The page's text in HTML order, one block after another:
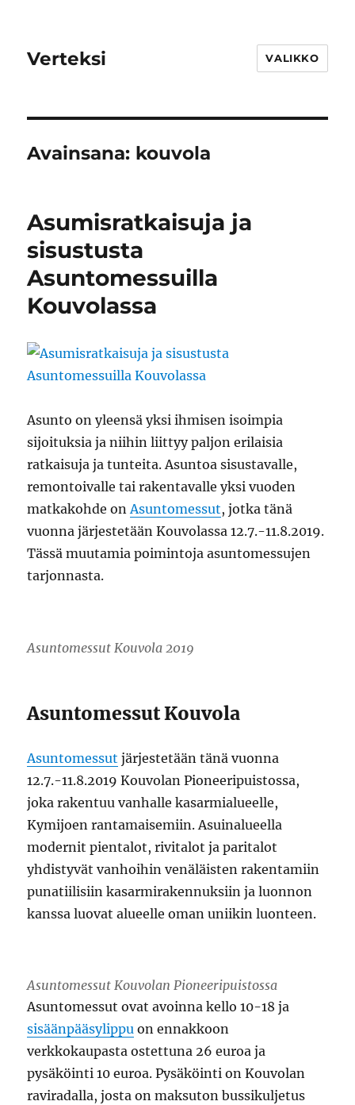
Verteksi VALIKKO
Avainsana: kouvola
Asumisratkaisuja ja
sisustusta
Asuntomessuilla
Kouvolassa
Asunto on yleensä yksi ihmisen isoimpia
sijoituksia ja niihin liittyy paljon erilaisia
ratkaisuja ja tunteita. Asuntoa sisustavalle,
remontoivalle tai rakentavalle yksi vuoden
matkakohde onAsuntomessut, jotka tänä
vuonna järjestetään Kouvolassa 12.7.-11.8.2019.
Tässä muutamia poimintoja asuntomessujen
tarjonnasta.
Asuntomessut Kouvola 2019
Asuntomessut Kouvola
Asuntomessut järjestetään tänä vuonna
12.7.-11.8.2019 Kouvolan Pioneeripuistossa,
joka rakentuu vanhalle kasarmialueelle,
Kymijoen rantamaisemiin. Asuinalueella
modernit pientalot, rivitalot ja paritalot
yhdistyvät vanhoihin venäläisten rakentamiin
punatiilisiin kasarmirakennuksiin ja luonnon
kanssa luovat alueelle oman uniikin luonteen.
Asuntomessut Kouvolan Pioneeripuistossa
Asuntomessut ovat avoinna kello 10-18 ja
sisäänpääsylippu on ennakkoon
verkkokaupasta ostettuna 26 euroa ja
pysäköinti 10 euroa. Pysäköinti on Kouvolan
raviradalla, josta on maksuton bussikuljetus